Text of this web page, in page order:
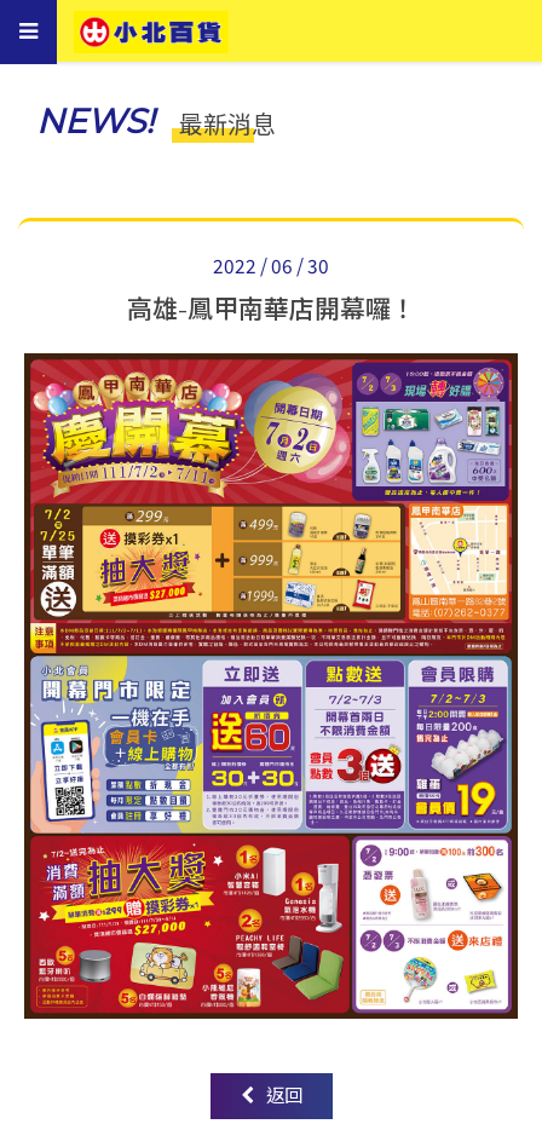
Toggle
navigation
NEWS! 最新消息
2022 / 06 / 30
高雄-鳳甲南華店開幕囉！
返回